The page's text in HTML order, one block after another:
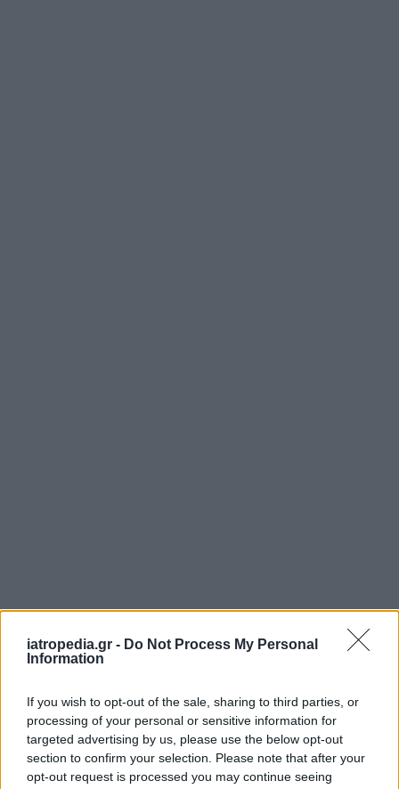
iatropedia.gr - Do Not Process My Personal
Information
If you wish to opt-out of the sale, sharing to third parties, or
processing of your personal or sensitive information for
targeted advertising by us, please use the below opt-out
section to confirm your selection. Please note that after your
opt-out request is processed you may continue seeing
ΥΓΕΙΑ 07 Αυγούστου 2026 20:01